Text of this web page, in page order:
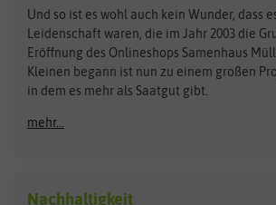
Zimmer & Kübelpflanzen
Kataloge
Schnäppchen
Anzucht & Gartenzubehör
Anzuchtschalen
BIOWOL
Blumicorn
Bûten Birds
Carl Pabst
Fertil
Flora
Und so ist es wohl auch kein Wunder, dass
Leidenschaft waren, die im Jahr 2003 die
Eröffnung des Onlineshops Samenhaus
Kleinen begann ist nun zu einem großen
in dem es mehr als Saatgut gibt.
mehr...
Nachhaltigkeit